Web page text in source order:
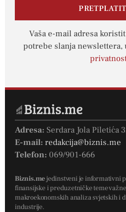
Vaša e-mail adresa
potrebe slanja newslettera,
Adresa: Serdara Jola Piletića
E-mail: redakcija@biznis.me
Telefon: 069/901-666
Biznis.mejedinstveni je informativni
finansijske i preduzetničke teme
makroekonomskih analiza svjetskih i
industrije.